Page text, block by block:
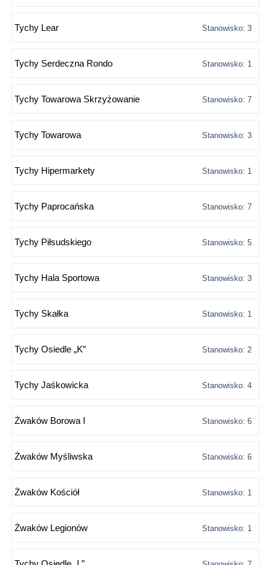
Tychy Lear Stanowisko: 3
Tychy Serdeczna Rondo Stanowisko: 1
Tychy Towarowa Skrzyżowanie Stanowisko: 7
Tychy Towarowa Stanowisko: 3
Tychy Hipermarkety Stanowisko: 1
Tychy Paprocańska Stanowisko: 7
Tychy Piłsudskiego Stanowisko: 5
Tychy Hala Sportowa Stanowisko: 3
Tychy Skałka Stanowisko: 1
Tychy Osiedle „K” Stanowisko: 2
Tychy Jaśkowicka Stanowisko: 4
Żwaków Borowa I Stanowisko: 6
Żwaków Myśliwska Stanowisko: 6
Żwaków Kościół Stanowisko: 1
Żwaków Legionów Stanowisko: 1